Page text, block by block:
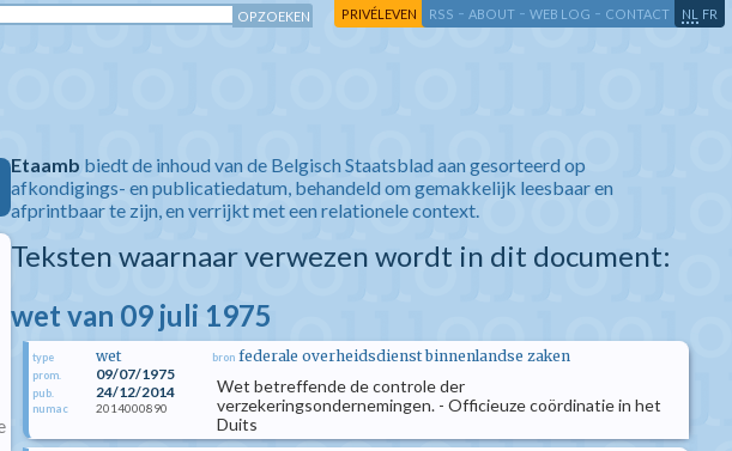
PRIVÉLEVEN RSS - ABOUT - WEB LOG - CONTACT NL FR
Etaamb biedt de inhoud van de Belgisch Staatsblad aan gesorteerd op
afkondigings- en publicatiedatum, behandeld om gemakkelijk leesbaar en
afprintbaar te zijn, en verrijkt met een relationele context.
Teksten waarnaar verwezen wordt in dit document:
wet van 09 juli 1975
type wet
prom. 09/07/1975
pub. 24/12/2014
numac 2014000890
bron federale overheidsdienst binnenlandse zaken
Wet betreffende de controle der
verzekeringsondernemingen. - Officieuze coördinatie in het
Duits